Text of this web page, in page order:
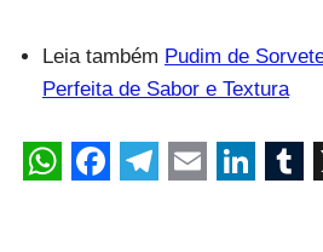
Leia também Pudim de
Perfeita de Sabor e Textura